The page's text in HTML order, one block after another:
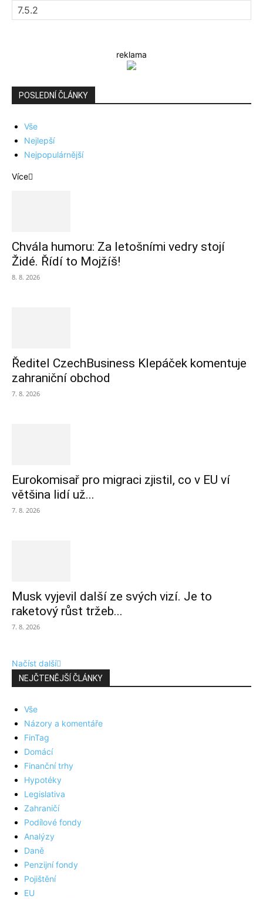
reklama
POSLEDNÍ ČLÁNKY
Vše
Nejlepší
Nejpopulárnější
Více
Chvála humoru: Za letošními vedry stojí
Židé. Řídí to Mojžíš!
8. 8. 2026
Ředitel CzechBusiness Klepáček komentuje
zahraniční obchod
7. 8. 2026
Eurokomisař pro migraci zjistil, co v EU ví
většina lidí už...
7. 8. 2026
Musk vyjevil další ze svých vizí. Je to
raketový růst tržeb...
7. 8. 2026
Načíst další
NEJČTENĚJŠÍ ČLÁNKY
Vše
Názory a komentáře
FinTag
Domácí
Finanční trhy
Hypotéky
Legislativa
Zahraničí
Podílové fondy
Analýzy
Daně
Penzijní fondy
Pojištění
EU